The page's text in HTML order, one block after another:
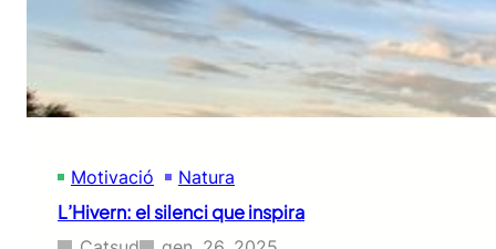
Motivació Natura
L’Hivern: el silenci que inspira